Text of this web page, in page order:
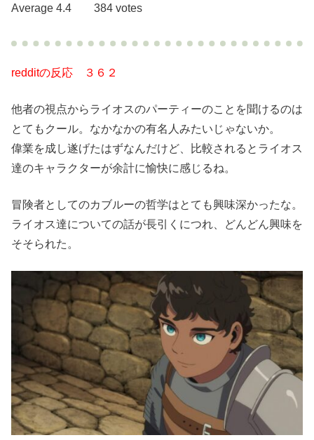
Average 4.4 384 votes
redditの反応 ３６２
他者の視点からライオスのパーティーのことを聞けるのは
とてもクール。なかなかの有名人みたいじゃないか。
偉業を成し遂げたはずなんだけど、比較されるとライオス
達のキャラクターが余計に愉快に感じるね。
冒険者としてのカブルーの哲学はとても興味深かったな。
ライオス達についての話が長引くにつれ、どんどん興味を
そそられた。